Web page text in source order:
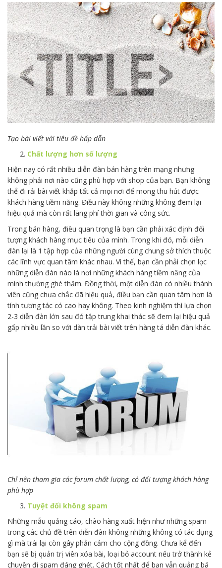
Tạo bài viết với tiêu đề hấp dẫn
Chất lượng hơn số lượng
Hiện nay có rất nhiều diễn đàn bán hàng trên mạng nhưng
không phải nơi nào cũng phù hợp với shop của bạn. Bạn không
thể đi rải bài viết khắp tất cả mọi nơi để mong thu hút được
khách hàng tiềm năng. Điều này không những không đem lại
hiệu quả mà còn rất lãng phí thời gian và công sức.
Trong bán hàng, điều quan trọng là bạn cần phải xác định đối
tượng khách hàng mục tiêu của mình. Trong khi đó, mỗi diễn
đàn lại là 1 tập hợp của những người cùng chung sở thích thuộc
các lĩnh vực quan tâm khác nhau. Vì thế, bạn cần phải chọn lọc
những diễn đàn nào là nơi những khách hàng tiềm năng của
mình thường ghé thăm. Đồng thời, một diễn đàn có nhiều thành
viên cũng chưa chắc đã hiệu quả, điều bạn cần quan tâm hơn là
tính tương tác có cao hay không. Theo kinh nghiệm thì lựa chọn
2-3 diễn đàn lớn sau đó tập trung khai thác sẽ đem lại hiệu quả
gấp nhiều lần so với dàn trải bài viết trên hàng tá diễn đàn khác.
Chỉ nên tham gia các forum chất lượng, có đối tượng khách hàng
phù hợp
Tuyệt đối không spam
Những mẫu quảng cáo, chào hàng xuất hiện như những spam
trong các chủ đề trên diễn đàn không những không có tác dụng
gì mà trái lại còn gây phản cảm cho cộng đồng. Chưa kể đến
bạn sẽ bị quản trị viên xóa bài, loại bỏ account nếu trở thành kẻ
chuyên đi spam đáng ghét. Cách tốt nhất để bạn vẫn quảng bá